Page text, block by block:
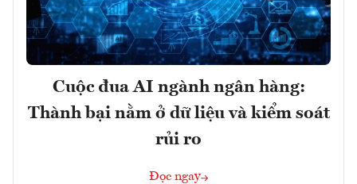
Cuộc đua AI ngành ngân hàng:
Thành bại nằm ở dữ liệu và kiểm soát
rủi ro
Đọc ngay